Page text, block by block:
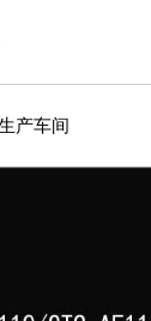
产车间